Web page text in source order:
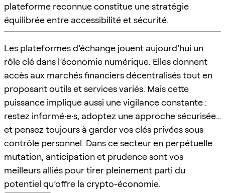
plateforme reconnue constitue une stratégie
équilibrée entre accessibilité et sécurité.
Les plateformes d’échange jouent aujourd’hui un
rôle clé dans l’économie numérique. Elles donnent
accès aux marchés financiers décentralisés tout en
proposant outils et services variés. Mais cette
puissance implique aussi une vigilance constante :
restez informé·e·s, adoptez une approche sécurisée…
et pensez toujours à garder vos clés privées sous
contrôle personnel. Dans ce secteur en perpétuelle
mutation, anticipation et prudence sont vos
meilleurs alliés pour tirer pleinement parti du
potentiel qu’offre la crypto-économie.